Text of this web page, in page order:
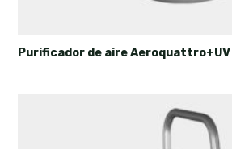
Purificador de aire Aeroquattro+UV